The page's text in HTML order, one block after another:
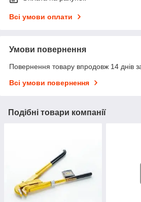
Всі умови оплати
Умови повернення
Повернення товару впродовж 14 днів
Всі умови повернення
Подібні товари компанії